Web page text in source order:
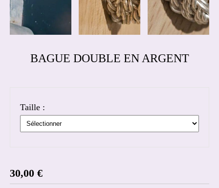
BAGUE DOUBLE EN ARGENT
Taille :
30,00 €